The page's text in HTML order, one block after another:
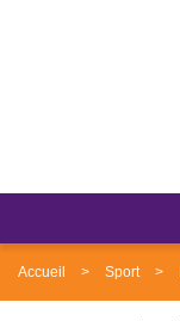
Accueil Sport